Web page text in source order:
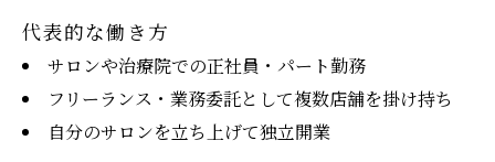
美容鍼の効果とリスクを踏まえた収益化戦
略
ボトックスとの違いから考える美容鍼の価値
代表的な働き方
サロンや治療院での正社員・パート勤務
フリーランス・業務委託として複数店舗を掛け持ち
自分のサロンを立ち上げて独立開業